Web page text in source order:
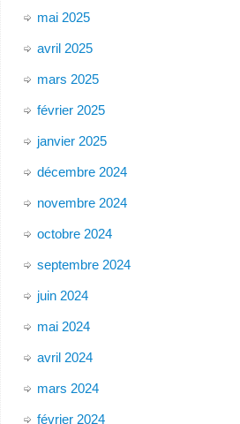
mai 2025
avril 2025
mars 2025
février 2025
janvier 2025
décembre 2024
novembre 2024
octobre 2024
septembre 2024
juin 2024
mai 2024
avril 2024
mars 2024
février 2024